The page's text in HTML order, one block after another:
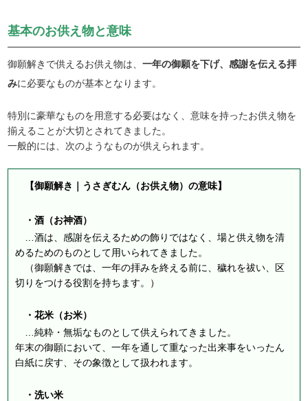
基本のお供え物と意味
御願解きで供えるお供え物は、一年の御願を下げ、感謝を伝える拝
みに必要なものが基本となります。
特別に豪華なものを用意する必要はなく、意味を持ったお供え物を
揃えることが大切とされてきました。
一般的には、次のようなものが供えられます。
【御願解き｜うさぎむん（お供え物）の意味】
・酒（お神酒）
…酒は、感謝を伝えるための飾りではなく、場と供え物を清
めるためのものとして用いられてきました。
（御願解きでは、一年の拝みを終える前に、穢れを祓い、区
切りをつける役割を持ちます。）
・花米（お米）
…純粋・無垢なものとして供えられてきました。
年末の御願において、一年を通して重なった出来事をいったん
白紙に戻す、その象徴として扱われます。
・洗い米